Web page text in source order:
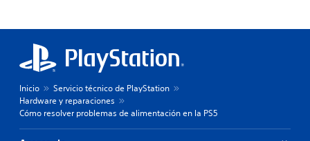
Inicio
Servicio técnico de PlayStation
Hardware y reparaciones
Cómo resolver problemas de alimentación en la PS5